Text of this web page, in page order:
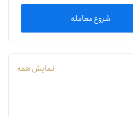
شروع معامله
نمایش همه